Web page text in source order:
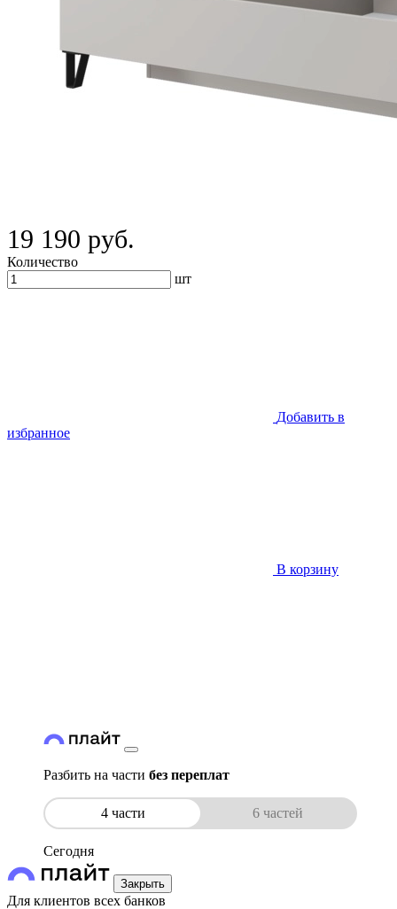
19 190 руб.
Количество
шт
Добавить в
избранное
В корзину
Разбить на части без переплат
4 части 6 частей
Сегодня
Закрыть
Для клиентов всех банков